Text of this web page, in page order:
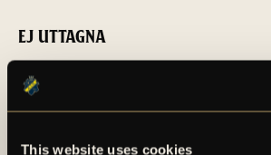
This website uses cookies
EJ UTTAGNA
Adrian Helm (rehab)
Johan Hove (sjuk)
Kristoffer Nordfeldt (sjuk)